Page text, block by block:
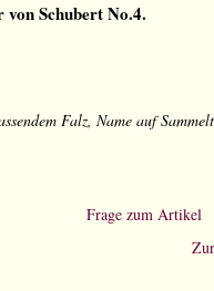
Schubert No.4.
Falz, Name auf
Frage zum Artikel